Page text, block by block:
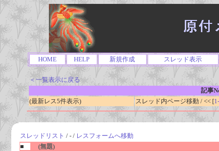
HOME HELP 新規作成 スレッド表示
＜一覧表示に戻る
記事
(最新レス5件表示)
スレッド内ページ移動 / << [
スレッドリスト / - / レスフォームへ移動
■
(無題)